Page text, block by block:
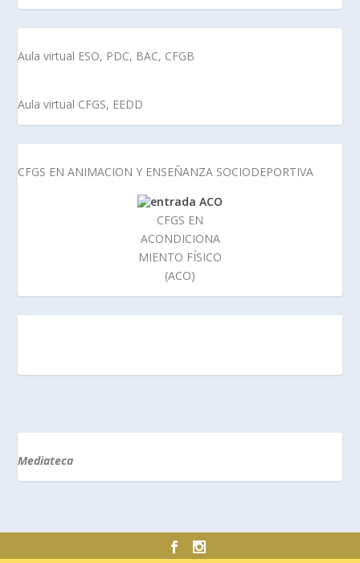
Aula virtual ESO, PDC, BAC, CFGB
Aula virtual CFGS, EEDD
CFGS EN ANIMACION Y ENSEÑANZA SOCIODEPORTIVA
CFGS EN
ACONDICIONA
MIENTO FÍSICO
(ACO)
Mediateca